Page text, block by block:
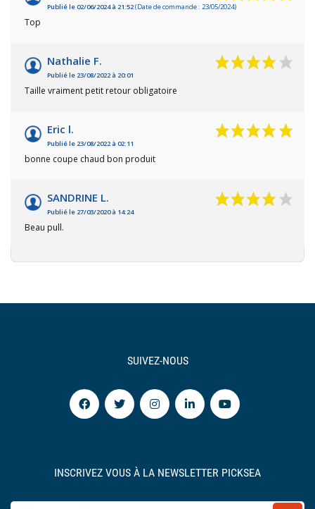
Publié le 02/06/2024 à 21:52(Date de commande : 23/05/2024)
Top
Nathalie F.
Publié le 23/08/2022 à 20:01
Taille vraiment petit retour obligatoire
Eric l.
Publié le 23/08/2022 à 02:11
bonne coupe chaud bon produit
SANDRINE L.
Publié le 27/03/2020 à 14:24
Beau pull.
SUIVEZ-NOUS
INSCRIVEZ VOUS À LA NEWSLETTER PICKSEA